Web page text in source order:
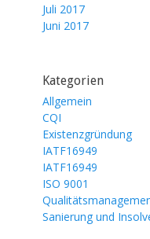
Juli 2017
Juni 2017
Kategorien
Allgemein
CQI
Existenzgründung
IATF16949
IATF16949
ISO 9001
Sanierung und